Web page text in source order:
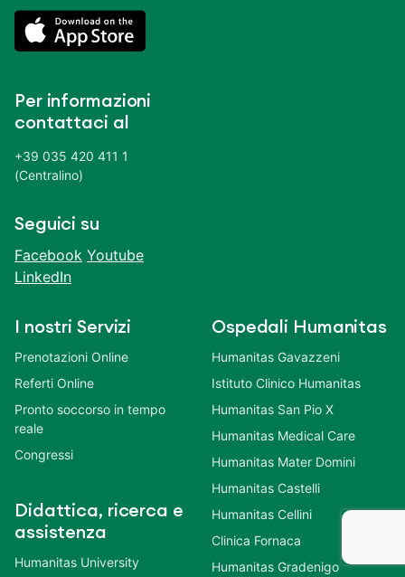
Per informazioni
contattaci al
+39 035 420 411 1
(Centralino)
Seguici su
Facebook Youtube
LinkedIn
I nostri Servizi
Prenotazioni Online
Referti Online
Pronto soccorso in tempo
reale
Congressi
Didattica, ricerca e
assistenza
Humanitas University
Ospedali Humanitas
Humanitas Gavazzeni
Istituto Clinico Humanitas
Humanitas San Pio X
Humanitas Medical Care
Humanitas Mater Domini
Humanitas Castelli
Humanitas Cellini
Clinica Fornaca
Humanitas Gradenigo